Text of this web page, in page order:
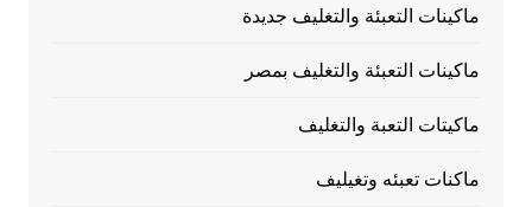
ماكينات التعبئة والتغليف جديدة
ماكينات التعبئة والتغليف بمصر
ماكيتات التعبة والتغليف
ماكنات تعبئه وتغيليف